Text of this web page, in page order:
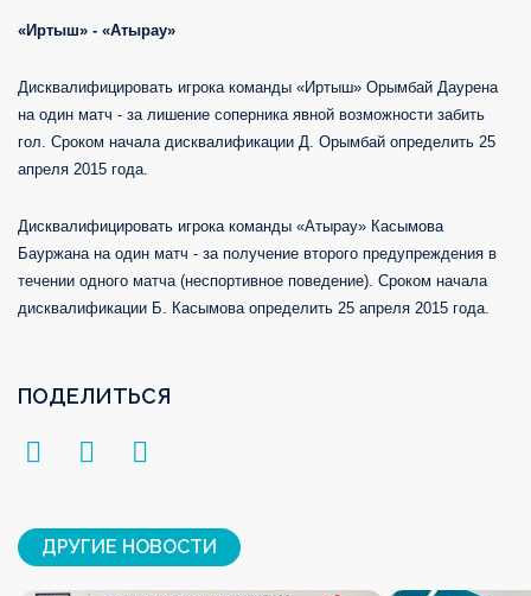
«Иртыш» - «Атырау»
Дисквалифицировать игрока команды «Иртыш» Орымбай Даурена
на один матч - за лишение соперника явной возможности забить
гол. Сроком начала дисквалификации Д. Орымбай определить 25
апреля 2015 года.
Дисквалифицировать игрока команды «Атырау» Касымова
Бауржана на один матч - за получение второго предупреждения в
течении одного матча (неспортивное поведение). Сроком начала
дисквалификации Б. Касымова определить 25 апреля 2015 года.
ПОДЕЛИТЬСЯ
ДРУГИЕ НОВОСТИ